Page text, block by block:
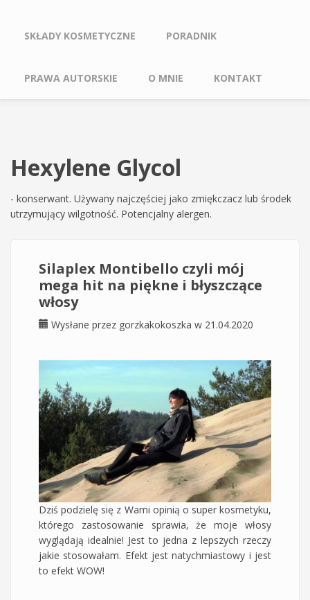
SKŁADY KOSMETYCZNE PORADNIK
PRAWA AUTORSKIE O MNIE KONTAKT
Hexylene Glycol
- konserwant. Używany najczęściej jako zmiękczacz lub środek
utrzymujący wilgotność. Potencjalny alergen.
Silaplex Montibello czyli mój
mega hit na piękne i błyszczące
włosy
Wysłane przez gorzkakokoszka w 21.04.2020
Dziś podzielę się z Wami opinią o super kosmetyku,
którego zastosowanie sprawia, że moje włosy
wyglądają idealnie! Jest to jedna z lepszych rzeczy
jakie stosowałam. Efekt jest natychmiastowy i jest
to efekt WOW!